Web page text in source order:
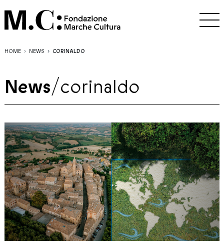
HOME NEWS CORINALDO
News/corinaldo